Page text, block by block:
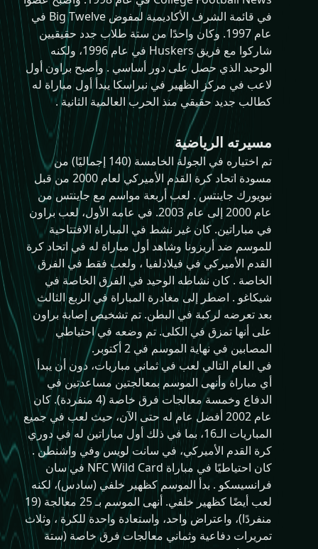
في قائمة الشرف الأكاديمية لمفوض Big Twelve في
عام 1997. وكان واحدًا من ستة طلاب جدد حقيقيين
شاركوا مع فريق Huskers في عام 1996، ولكنه
الوحيد الذي حصل على دور أساسي . وأصبح براون أول
لاعب في مركز الظهير في نبراسكا يبدأ أول مباراة له
كطالب جديد حقيقي منذ الحرب العالمية الثانية .
مسيرته الرياضية
تم اختياره في الجولة الخامسة (140 إجماليًا) من
مسودة اتحاد كرة القدم الأميركي لعام 2000 من قبل
نيويورك جاينتس . لعب أربعة مواسم مع جاينتس من
عام 2000 إلى عام 2003. في عامه الأول، لعب براون
في مباراتين. كان غير نشط في المباراة الافتتاحية
للموسم ضد أريزونا وشاهد أول مباراة له في اتحاد كرة
القدم الأميركي في فيلادلفيا ، ولعب فقط في الفرق
الخاصة . كان نشاطه الوحيد في الفرق الخاصة في
شيكاغو . اضطر إلى مغادرة المباراة في الربع الثالث
بعد تعرضه لركبة في البطن. تم تشخيص إصابة براون
على أنها تمزق في الكلى. تم وضعه في احتياطي
المصابين في نهاية الموسم في 2 أكتوبر.
في العام التالي لعب في ثماني مباريات، دون أن يبدأ
أي مباراة وأنهى الموسم بمعالجتين مساعدتين في
الدفاع وخمسة معالجات فرق خاصة (4 منفردة). كان
عام 2002 أفضل عام له حتى الآن، حيث لعب في جميع
المباريات الـ16، بما في ذلك أول مباراتين له في دوري
كرة القدم الأميركي، في سانت لويس وفي واشنطن .
كان احتياطيًا في مباراة NFC Wild Card في سان
فرانسيسكو . بدأ الموسم كظهير خلفي (سادس)، لكنه
لعب أيضًا كظهير خلفي. أنهى الموسم بـ 25 معالجة (19
منفردًا)، واعتراض واحد، واستعادة واحدة للكرة ، وثلاث
تمريرات دفاعية وثماني معالجات فرق خاصة (ستة